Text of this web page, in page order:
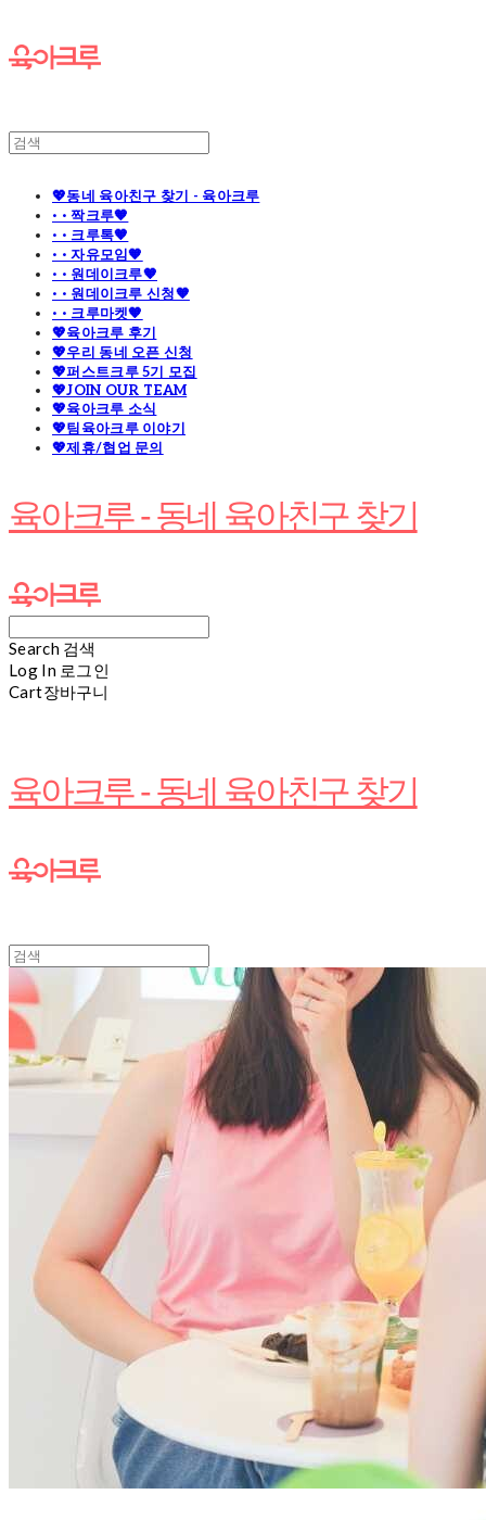
💖동네 육아친구 찾기 - 육아크루
· · 짝크루🧡
· · 크루톡🧡
· · 자유모임🧡
· · 원데이크루🧡
· · 원데이크루 신청🧡
· · 크루마켓🧡
💖육아크루 후기
💖우리 동네 오픈 신청
💖퍼스트크루 5기 모집
💖JOIN OUR TEAM
💖육아크루 소식
💖팀육아크루 이야기
💖제휴/협업 문의
육아크루 - 동네 육아친구 찾기
Search 검색
Log In 로그인
Cart장바구니
육아크루 - 동네 육아친구 찾기